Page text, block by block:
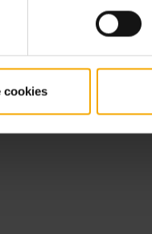
cookies
Privatlivspolitik